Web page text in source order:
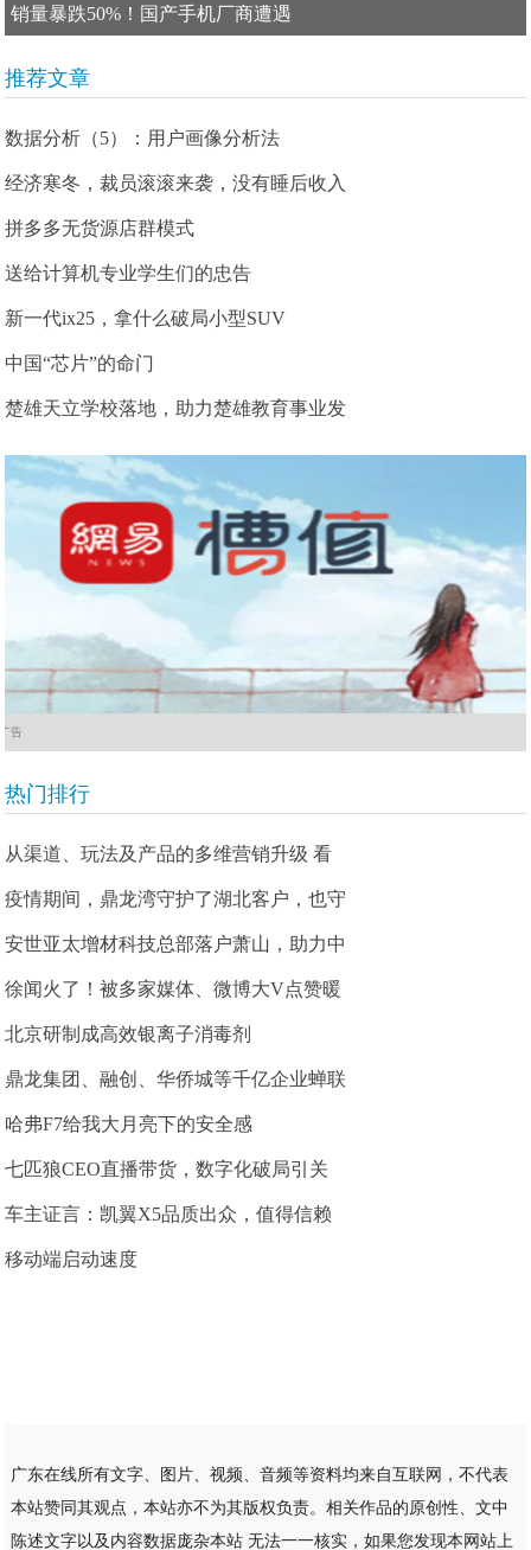
销量暴跌50%！国产手机厂商遭遇
推荐文章
数据分析（5）：用户画像分析法
经济寒冬，裁员滚滚来袭，没有睡后收入
拼多多无货源店群模式
送给计算机专业学生们的忠告
新一代ix25，拿什么破局小型SUV
中国“芯片”的命门
楚雄天立学校落地，助力楚雄教育事业发
广告
热门排行
从渠道、玩法及产品的多维营销升级 看
疫情期间，鼎龙湾守护了湖北客户，也守
安世亚太增材科技总部落户萧山，助力中
徐闻火了！被多家媒体、微博大V点赞暖
北京研制成高效银离子消毒剂
鼎龙集团、融创、华侨城等千亿企业蝉联
哈弗F7给我大月亮下的安全感
七匹狼CEO直播带货，数字化破局引关
车主证言：凯翼X5品质出众，值得信赖
移动端启动速度
广东在线所有文字、图片、视频、音频等资料均来自互联网，不代表
本站赞同其观点，本站亦不为其版权负责。相关作品的原创性、文中
陈述文字以及内容数据庞杂本站 无法一一核实，如果您发现本网站上